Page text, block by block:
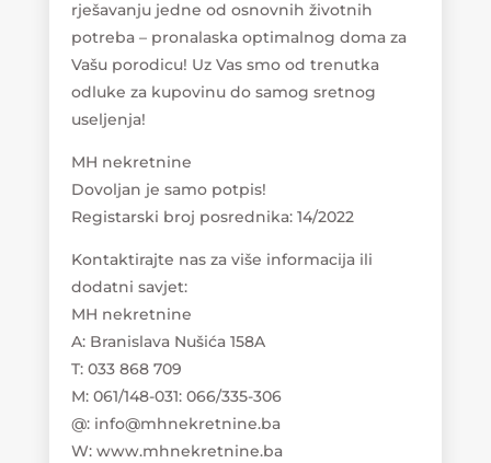
rješavanju jedne od osnovnih životnih
potreba – pronalaska optimalnog doma za
Vašu porodicu! Uz Vas smo od trenutka
odluke za kupovinu do samog sretnog
useljenja!
MH nekretnine
Dovoljan je samo potpis!
Registarski broj posrednika: 14/2022
Kontaktirajte nas za više informacija ili
dodatni savjet:
MH nekretnine
A: Branislava Nušića 158A
T: 033 868 709
M: 061/148-031: 066/335-306
@: info@mhnekretnine.ba
W: www.mhnekretnine.ba